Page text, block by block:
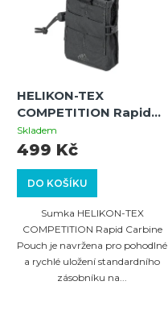
HELIKON-TEX
COMPETITION Rapid
Carbine Pouch -
Shadow Grey
Skladem
DO KOŠÍKU
499 Kč
Sumka HELIKON-TEX
COMPETITION Rapid Carbine
Pouch je navržena pro pohodlné
a rychlé uložení standardního
zásobníku na...